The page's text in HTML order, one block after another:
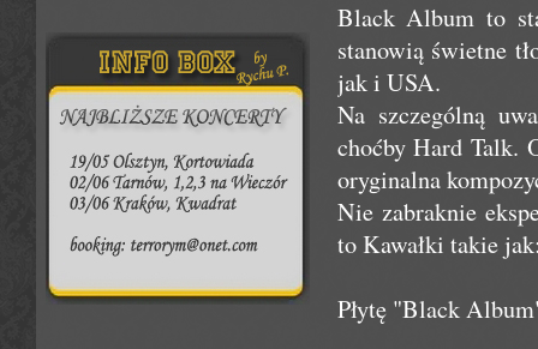
Black Album to
stanowią świetne
jak i USA.
Na szczególną
choćby Hard Talk.
oryginalna
Nie zabraknie
to Kawałki takie
Płytę "Black